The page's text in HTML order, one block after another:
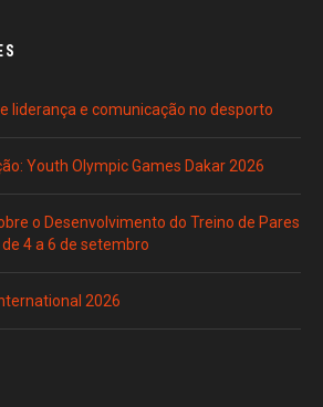
liderança e comunicação no desporto
Youth Olympic Games Dakar 2026
o Desenvolvimento do Treino de Pares
4 a 6 de setembro
2026